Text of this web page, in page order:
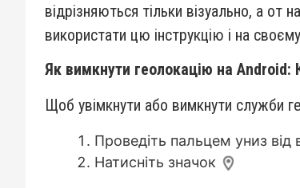
відрізняються тільки візуально, а
використати цю інструкцію і на
Як вимкнути геолокацію на Android:
Щоб увімкнути або вимкнути служби
Проведіть пальцем униз від
Натисніть значок